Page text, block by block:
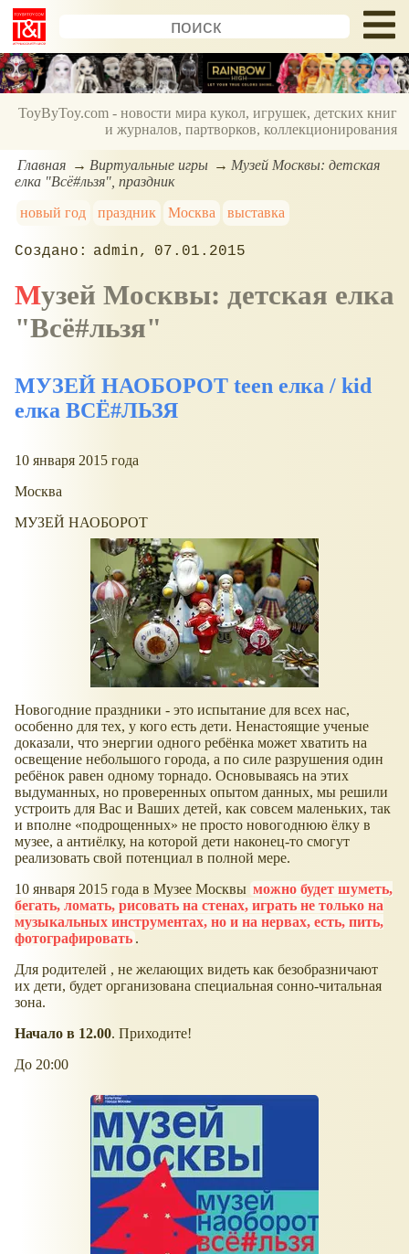
ToyByToy.com - новости мира кукол, игрушек, детских книг
и журналов, партворков, коллекционирования
Главная Виртуальные игры
Музей Москвы: детская
елка "Всё#льзя", праздник
новый год
праздник Москва выставка
admin 07.01.2015
Музей Москвы: детская елка
"Всё#льзя"
МУЗЕЙ НАОБОРОТ teen елка / kid
елка ВСЁ#ЛЬЗЯ
10 января 2015 года
Москва
МУЗЕЙ НАОБОРОТ
Новогодние праздники - это испытание для всех нас,
особенно для тех, у кого есть дети. Ненастоящие ученые
доказали, что энергии одного ребёнка может хватить на
освещение небольшого города, а по силе разрушения один
ребёнок равен одному торнадо. Основываясь на этих
выдуманных, но проверенных опытом данных, мы решили
устроить для Вас и Ваших детей, как совсем маленьких, так
и вполне
подрощенных
не просто новогоднюю ёлку в
музее, а антиёлку, на которой дети наконец-то смогут
реализовать свой потенциал в полной мере.
10 января 2015 года в Музее Москвы можно будет шуметь,
бегать, ломать, рисовать на стенах, играть не только на
музыкальных инструментах, но и на нервах, есть, пить,
фотографировать .
Для родителей , не желающих видеть как безобразничают
их дети, будет организована специальная сонно-читальная
зона.
Начало в 12.00. Приходите!
До 20:00